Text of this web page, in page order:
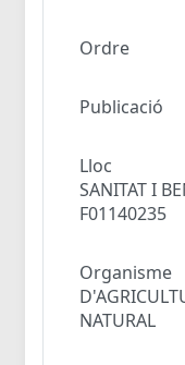
Ordre
Publicació
Lloc
SANITAT I
F01140235
Organisme
NATURAL